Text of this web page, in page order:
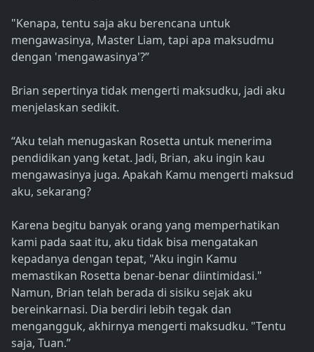
"Kenapa, tentu saja aku berencana untuk
mengawasinya, Master Liam, tapi apa maksudmu
dengan 'mengawasinya'?”
Brian sepertinya tidak mengerti maksudku, jadi aku
menjelaskan sedikit.
“Aku telah menugaskan Rosetta untuk menerima
pendidikan yang ketat. Jadi, Brian, aku ingin kau
mengawasinya juga. Apakah Kamu mengerti maksud
aku, sekarang?
Karena begitu banyak orang yang memperhatikan
kami pada saat itu, aku tidak bisa mengatakan
kepadanya dengan tepat, "Aku ingin Kamu
memastikan Rosetta benar-benar diintimidasi."
Namun, Brian telah berada di sisiku sejak aku
bereinkarnasi. Dia berdiri lebih tegak dan
mengangguk, akhirnya mengerti maksudku. "Tentu
saja, Tuan.”